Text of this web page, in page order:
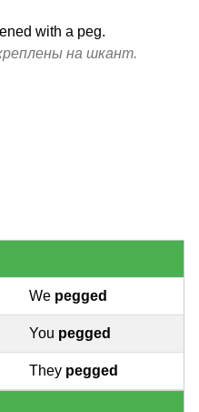
with a peg.
на шкант.
We pegged
You pegged
They pegged